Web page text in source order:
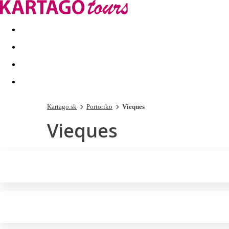
Last minute Dovolenkové kluby
Kartago.sk Portoriko Vieques
Vieques